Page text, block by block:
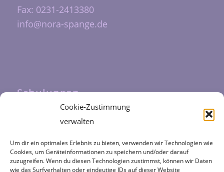
Cookie-Zustimmung
verwalten
Um dir ein optimales Erlebnis zu bieten, verwenden wir Technologien wie
Cookies, um Geräteinformationen zu speichern und/oder darauf
zuzugreifen. Wenn du diesen Technologien zustimmst, können wir Daten
wie das Surfverhalten oder eindeutige IDs auf dieser Website
Fax: 0231-2413380
info@nora-spange.de
Schulungen
Unsere Schulungen werden durch das
Fortbildungszentrum Halfmann